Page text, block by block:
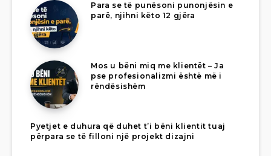
Para se të punësoni punonjësin e
parë, njihni këto 12 gjëra
Mos u bëni miq me klientët – Ja
pse profesionalizmi është më i
rëndësishëm
Pyetjet e duhura që duhet t’i bëni klientit tuaj
përpara se të filloni një projekt dizajni